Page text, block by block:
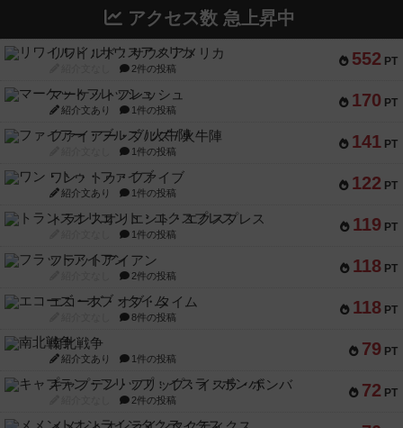
アクセス数 急上昇中
552 PT
リワイルド：サウスアメリカ
2件の投稿
170 PT
マーケットフレッシュ
紹介文あり 1件の投稿
141 PT
ファイアー・ブルズ / 火牛陣
1件の投稿
122 PT
ワン・トゥ・ファイブ
紹介文あり 1件の投稿
119 PT
トランスオリエント・エクスプレス
1件の投稿
118 PT
フラットアイアン
2件の投稿
118 PT
エコーズ・オブ・タイム
8件の投稿
79 PT
南北戦争
紹介文あり 1件の投稿
72 PT
キャプテン・フリップ：イスラ・ボンバ
2件の投稿